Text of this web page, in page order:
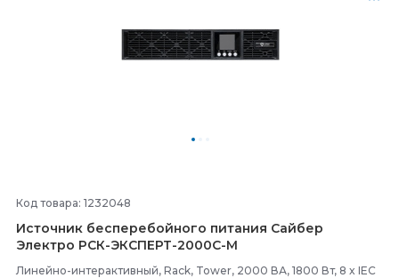
Код товара: 1232048
Источник бесперебойного питания Сайбер
Электро РСК-ЭКСПЕРТ-2000С-М
Линейно-интерактивный, Rack, Tower, 2000 ВА, 1800 Вт, 8 x IEC